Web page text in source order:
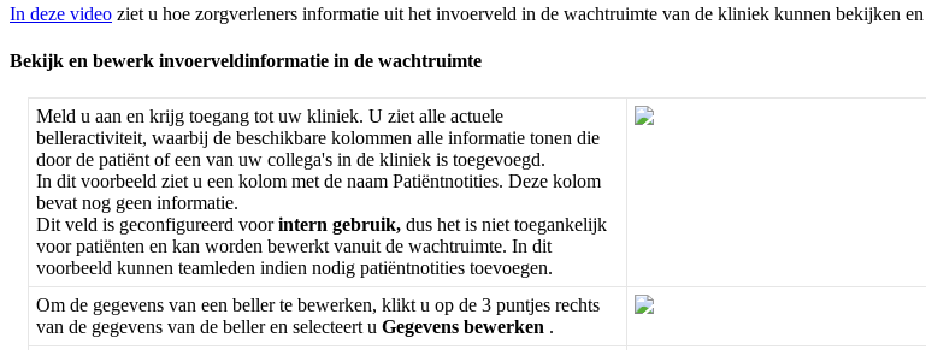
In deze video ziet u hoe zorgverleners informatie uit het invoerveld in de wachtruimte van de kliniek kunnen bekijken en
Bekijk en bewerk invoerveldinformatie in de wachtruimte
Meld u aan en krijg toegang tot uw kliniek. U ziet alle actuele
belleractiviteit, waarbij de beschikbare kolommen alle informatie tonen die
door de patiënt of een van uw collega's in de kliniek is toegevoegd.
In dit voorbeeld ziet u een kolom met de naam Patiëntnotities. Deze kolom
bevat nog geen informatie.
Dit veld is geconfigureerd voor intern gebruik, dus het is niet toegankelijk
voor patiënten en kan worden bewerkt vanuit de wachtruimte. In dit
voorbeeld kunnen teamleden indien nodig patiëntnotities toevoegen.
Om de gegevens van een beller te bewerken, klikt u op de 3 puntjes rechts
van de gegevens van de beller en selecteert u Gegevens bewerken .